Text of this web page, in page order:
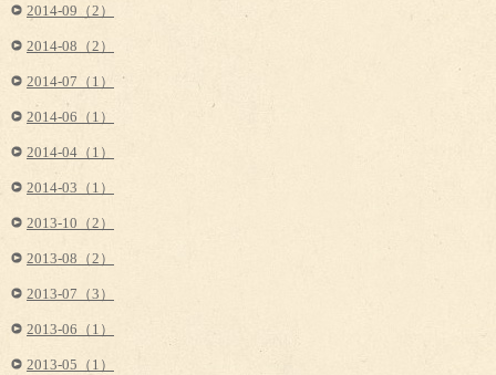
2014-09（2）
2014-08（2）
2014-07（1）
2014-06（1）
2014-04（1）
2014-03（1）
2013-10（2）
2013-08（2）
2013-07（3）
2013-06（1）
2013-05（1）